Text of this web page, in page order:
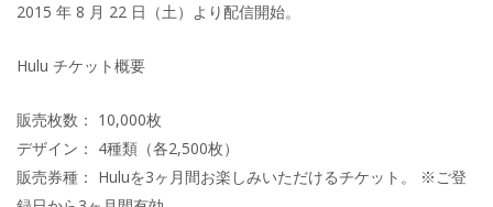
2015 年 8 月 22 日（土）より配信開始。
Hulu チケット概要
販売枚数： 10,000枚
デザイン： 4種類（各2,500枚）
販売券種： Huluを3ヶ月間お楽しみいただけるチケット。 ※ご登